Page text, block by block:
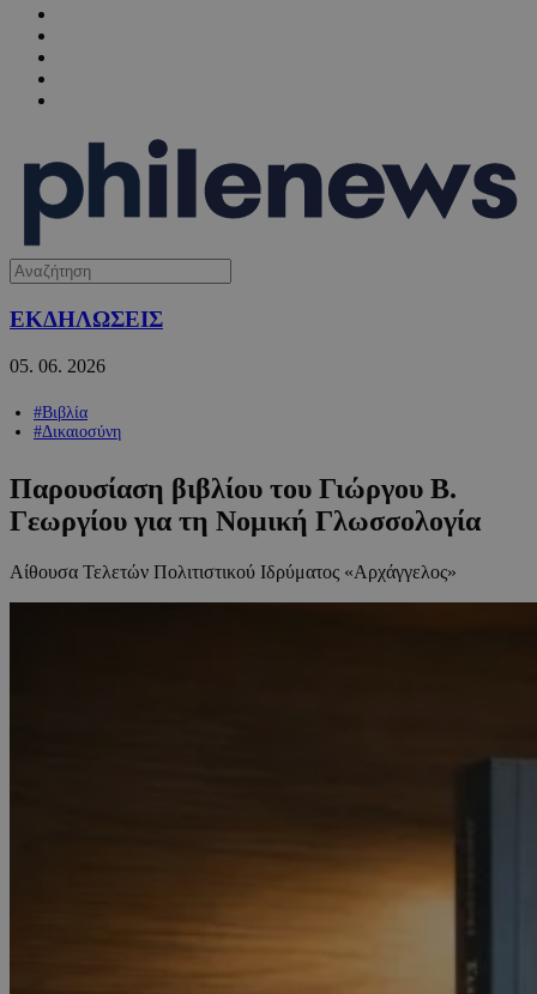
ΕΚΔΗΛΩΣΕΙΣ
05. 06. 2026
#Βιβλία
#Δικαιοσύνη
Παρουσίαση βιβλίου του Γιώργου Β.
Γεωργίου για τη Νομική Γλωσσολογία
Αίθουσα Τελετών Πολιτιστικού Ιδρύματος «Αρχάγγελος»